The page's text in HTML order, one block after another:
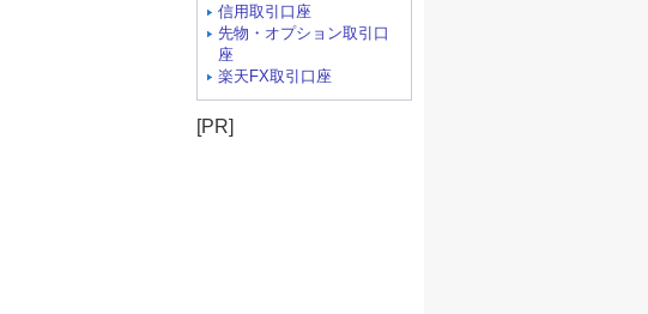
信用取引口座
先物・オプション取引口
座
楽天FX取引口座
[PR]